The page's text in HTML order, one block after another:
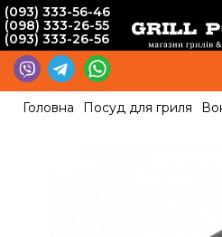
(093) 333-56-46
(098) 333-26-55
(093) 333-26-56
Головна Посуд для гриля